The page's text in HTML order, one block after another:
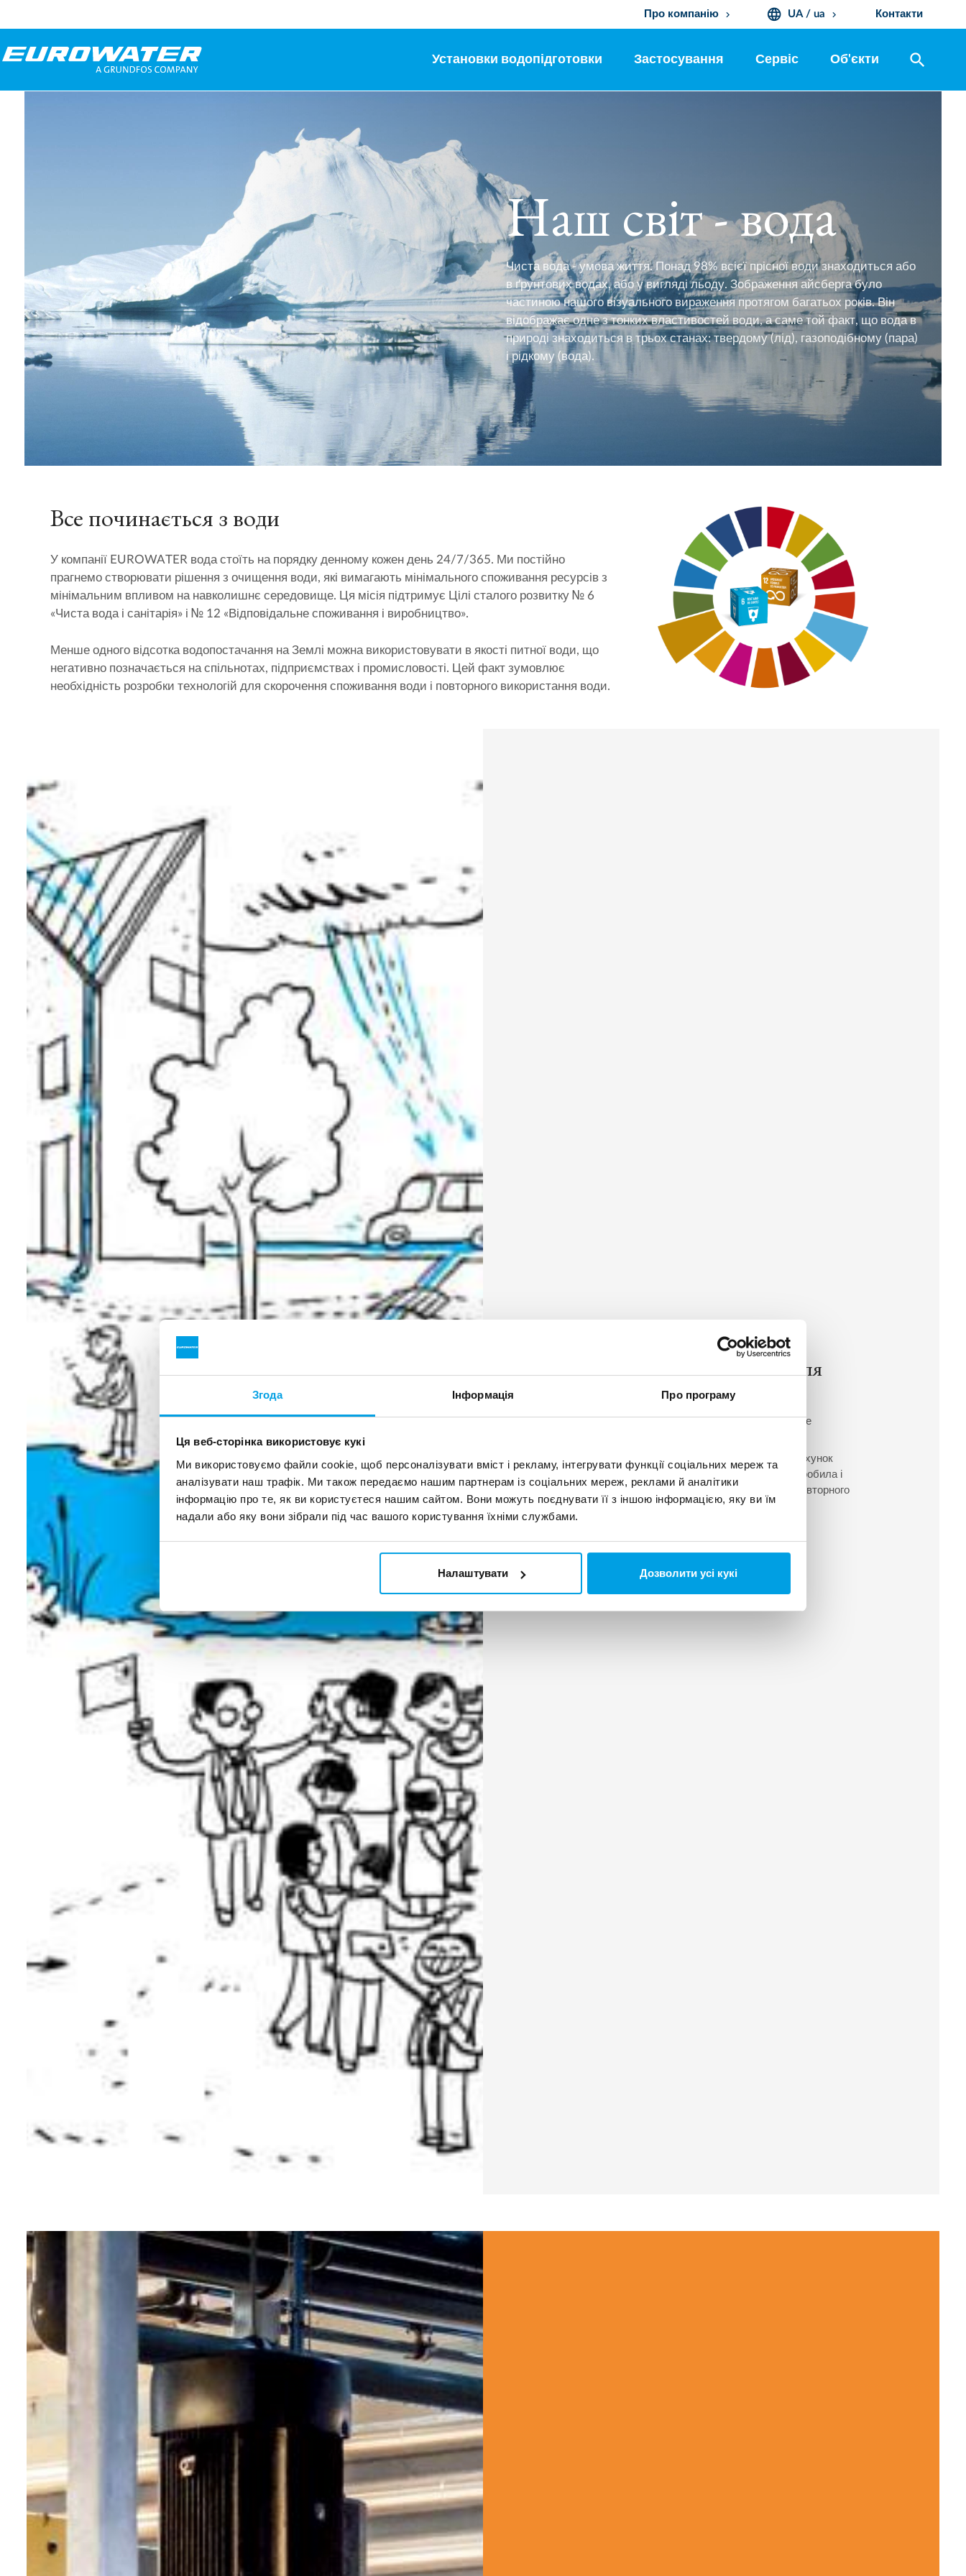
Згода Інформація Про програму
Ця веб-сторінка використовує кукі
Ми використовуємо файли cookie, щоб персоналізувати вміст і рекламу, інтегрувати функції соціальних мереж та
аналізувати наш трафік. Ми також передаємо нашим партнерам із соціальних мереж, реклами й аналітики
інформацію про те, як ви користуєтеся нашим сайтом. Вони можуть поєднувати її з іншою інформацією, яку ви їм
надали або яку вони зібрали під час вашого користування їхніми службами.
Налаштувати Дозволити усі кукі
Про компанію keyboard_arrow_down language UA / ua keyboard_arrow_down Контакти
Установки водопідготовки Застосування Сервіс Об'єкти search
Наш світ - вода
Чиста вода - умова життя. Понад 98% всієї прісної води знаходиться або
в ґрунтових водах, або у вигляді льоду. Зображення айсберга було
частиною нашого візуального вираження протягом багатьох років. Він
відображає одне з тонких властивостей води, а саме той факт, що вода в
природі знаходиться в трьох станах: твердому (лід), газоподібному (пара)
і рідкому (вода).
Все починається з води
У компанії EUROWATER вода стоїть на порядку денному кожен день 24/7/365. Ми постійно
прагнемо створювати рішення з очищення води, які вимагають мінімального споживання ресурсів з
мінімальним впливом на навколишнє середовище. Ця місія підтримує Цілі сталого розвитку № 6
«Чиста вода і санітарія» і № 12 «Відповідальне споживання і виробництво».
Менше одного відсотка водопостачання на Землі можна використовувати в якості питної води, що
негативно позначається на спільнотах, підприємствах і промисловості. Цей факт зумовлює
необхідність розробки технологій для скорочення споживання води і повторного використання води.
NYE - шикарне, придатне для
життя місто
В Орхусі, другому за величиною місті Данії, є нове
У NYE 40% споживання води покривається за рахунок
збору дощової води. Компанія EUROWATER розробила і
встановила станції з очищення дощової води і повторного
використання її в мийних і пральних машинах.